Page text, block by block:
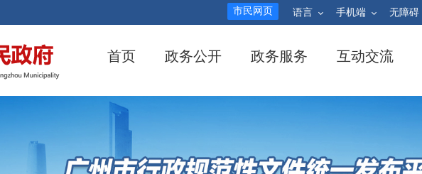
市民网页 语言 手机端 无障碍
首页 政务公开 政务服务 互动交流